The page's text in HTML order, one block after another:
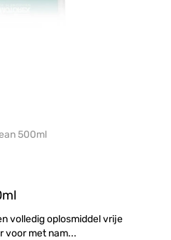
500ml
volledig oplosmiddel vrije
voor met nam...